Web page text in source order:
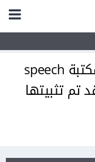
لا استطيع استدعاء مكتبة speech